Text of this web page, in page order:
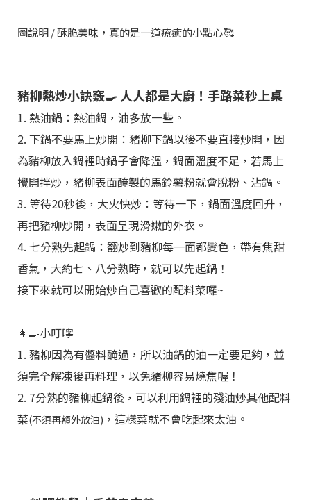
圖說明 / 酥脆美味，真的是一道療癒的小點心🥰
豬柳熱炒小訣竅🍳 人人都是大廚！手路菜秒上桌
1. 熱油鍋：熱油鍋，油多放一些。
2. 下鍋不要馬上炒開：豬柳下鍋以後不要直接炒開，因
為豬柳放入鍋裡時鍋子會降溫，鍋面溫度不足，若馬上
攪開拌炒，豬柳表面醃製的馬鈴薯粉就會脫粉、沾鍋。
3. 等待20秒後，大火快炒：等待一下，鍋面溫度回升，
再把豬柳炒開，表面呈現滑嫩的外衣。
4. 七分熟先起鍋：翻炒到豬柳每一面都變色，帶有焦甜
香氣，大約七、八分熟時，就可以先起鍋！
接下來就可以開始炒自己喜歡的配料菜囉~
👩‍🍳小叮嚀
1. 豬柳因為有醬料醃過，所以油鍋的油一定要足夠，並
須完全解凍後再料理，以免豬柳容易燒焦喔！
2. 7分熟的豬柳起鍋後，可以利用鍋裡的殘油炒其他配料
菜(不須再額外放油) ，這樣菜就不會吃起來太油。